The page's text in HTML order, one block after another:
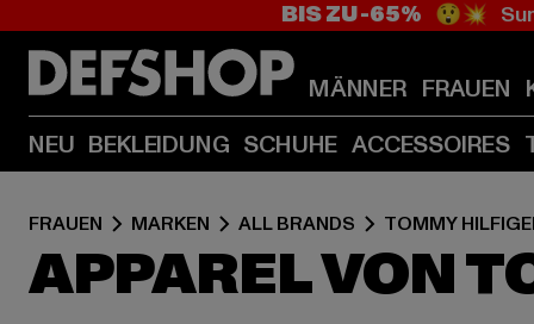
BIS ZU -65% 😲💥
MÄNNER FRAUEN
NEU BEKLEIDUNG SCHUHE ACCESSOIRES
FRAUEN MARKEN ALL BRANDS TOMMY
APPAREL VON